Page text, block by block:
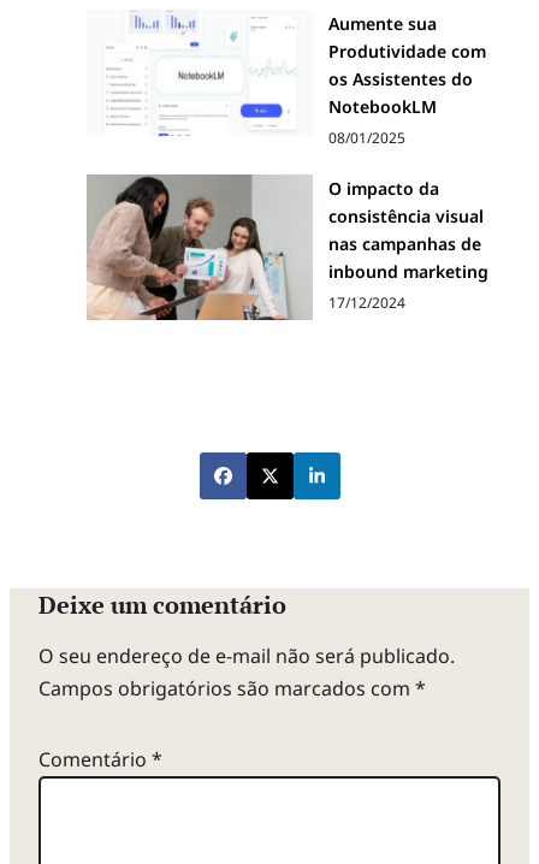
Aumente sua
Produtividade com
os Assistentes do
NotebookLM
08/01/2025
O impacto da
consistência visual
nas campanhas de
inbound marketing
17/12/2024
Deixe um comentário
O seu endereço de e-mail não será publicado.
Campos obrigatórios são marcados com *
Comentário *